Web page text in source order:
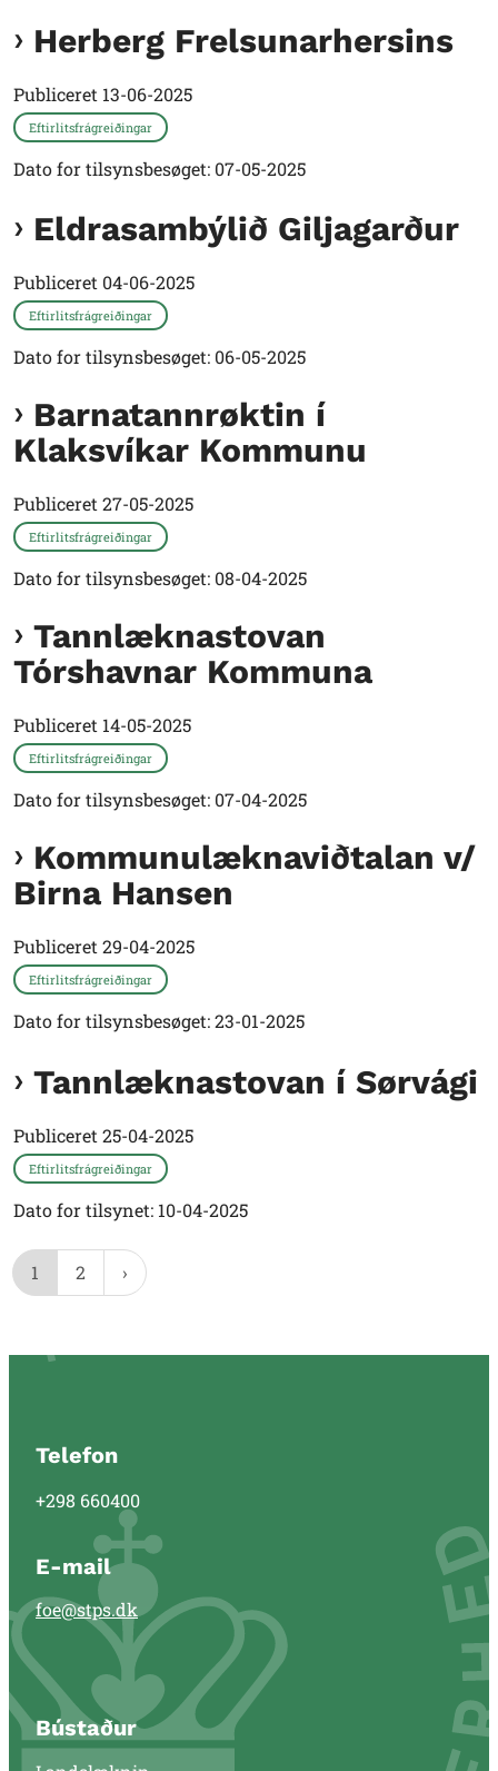
Herberg Frelsunarhersins
Publiceret 13-06-2025
Eftirlitsfrágreiðingar
Dato for tilsynsbesøget: 07-05-2025
Eldrasambýlið Giljagarður
Publiceret 04-06-2025
Eftirlitsfrágreiðingar
Dato for tilsynsbesøget: 06-05-2025
Barnatannrøktin í
Klaksvíkar Kommunu
Publiceret27-05-2025
Eftirlitsfrágreiðingar
Dato for tilsynsbesøget: 08-04-2025
Tannlæknastovan
Tórshavnar Kommuna
Publiceret 14-05-2025
Eftirlitsfrágreiðingar
Dato for tilsynsbesøget: 07-04-2025
Kommunulæknaviðtalan v/
Birna Hansen
Publiceret29-04-2025
Eftirlitsfrágreiðingar
Dato for tilsynsbesøget: 23-01-2025
Tannlæknastovan í Sørvági
Publiceret 25-04-2025
Eftirlitsfrágreiðingar
Dato for tilsynet: 10-04-2025
1 2
Telefon
+298 660400
E-mail
foe@stps.dk
Bústaður